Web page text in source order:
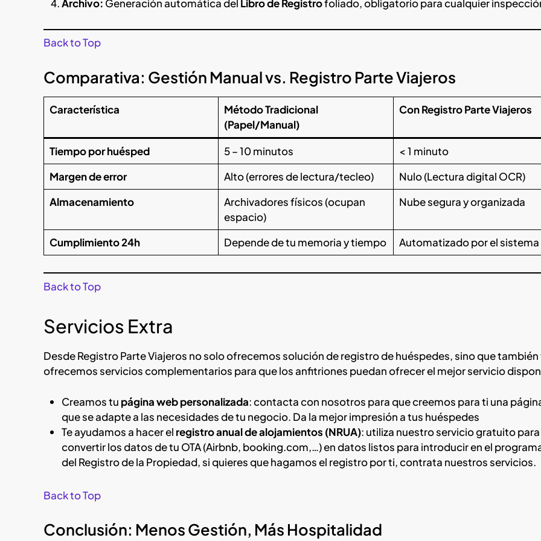
Archivo: Generación automática del Libro de Registrofoliado, obligatorio para cualquier
Back to Top
Comparativa: Gestión Manual vs. Registro Parte Viajeros
Característica
Método Tradicional
(Papel/Manual)
Con Registro Parte Viajeros
Tiempo por huésped 5 – 10 minutos
< 1 minuto
Margen de error
Alto (errores de lectura/tecleo)
Nulo (Lectura digital OCR)
Almacenamiento
Archivadores físicos (ocupan
espacio)
Nube segura y organizada
Cumplimiento 24h Depende de tu memoria y tiempo Automatizado por el sistema
Back to Top
Servicios Extra
Desde Registro Parte Viajeros no solo ofrecemos solución de registro de huéspedes, sino que también
ofrecemos servicios complementarios para que los anfitriones puedan ofrecer el mejor servicio
Creamos tu página web personalizada: contacta con nosotros para que creemos para ti una
que se adapte a las necesidades de tu negocio. Da la mejor impresión a tus huéspedes
Te ayudamos a hacer el registro anual de alojamientos (NRUA): utiliza nuestro servicio gratuito para
convertir los datos de tu OTA (Airbnb, booking.com,…) en datos listos para introducir en el
del Registro de la Propiedad, si quieres que hagamos el registro por ti, contrata nuestros servicios.
Back to Top
Conclusión: Menos Gestión, Más Hospitalidad